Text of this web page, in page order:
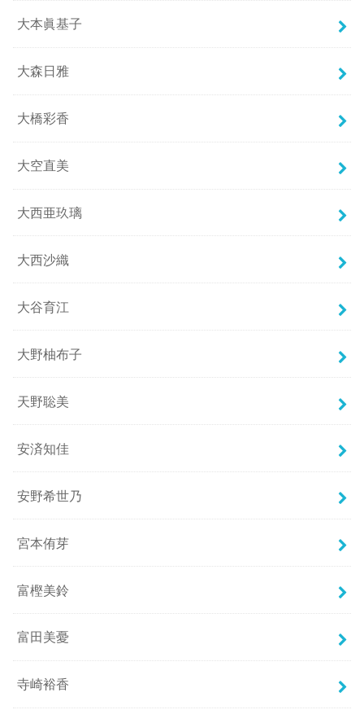
大本眞基子
大森日雅
大橋彩香
大空直美
大西亜玖璃
大西沙織
大谷育江
大野柚布子
天野聡美
安済知佳
安野希世乃
宮本侑芽
富樫美鈴
富田美憂
寺崎裕香